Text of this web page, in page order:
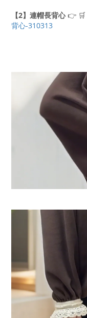
【2】連帽長背心👉 🛒
背心-310313